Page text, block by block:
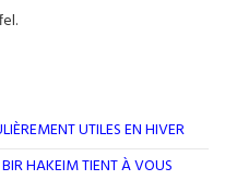
UTILES EN HIVER
HAKEIM TIENT À VOUS